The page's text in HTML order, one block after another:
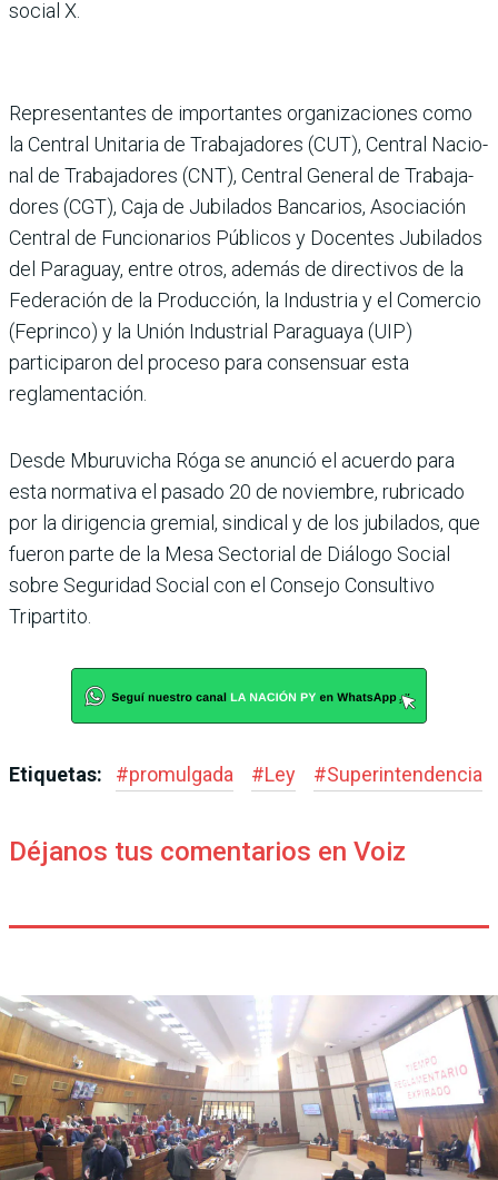
social X.
Representantes de impor­tantes organizaciones como
la Central Unitaria de Traba­jadores (CUT), Central Nacio­
nal de Trabajadores (CNT), Central General de Trabaja­
dores (CGT), Caja de Jubilados Bancarios, Asociación
Cen­tral de Funcionarios Públi­cos y Docentes Jubilados
del Paraguay, entre otros, además de directivos de la
Federación de la Producción, la Industria y el Comercio
(Feprinco) y la Unión Industrial Paraguaya (UIP)
participaron del pro­ceso para consensuar esta
reglamentación.
Desde Mburuvicha Róga se anunció el acuerdo para
esta normativa el pasado 20 de noviembre, rubricado
por la dirigencia gremial, sindical y de los jubilados, que
fue­ron parte de la Mesa Secto­rial de Diálogo Social
sobre Seguridad Social con el Con­sejo Consultivo
Tripartito.
Etiquetas: #promulgada #Ley #Superintendencia
Déjanos tus comentarios en Voiz